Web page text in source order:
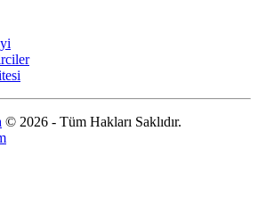
© 2026 - Tüm Hakları Saklıdır.